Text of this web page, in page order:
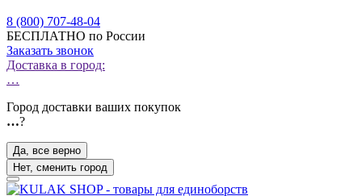
8 (800) 707-48-04
БЕСПЛАТНО по России
Заказать звонок
Доставка в город:
…
Город доставки ваших покупок
…?
Да, все верно
Нет, сменить город